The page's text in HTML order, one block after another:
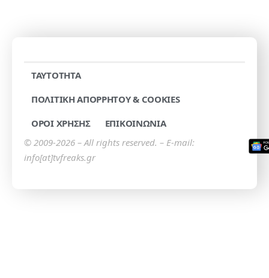
TAYTOTHTA
ΠΟΛΙΤΙΚΗ ΑΠΟΡΡΗΤΟΥ & COOKIES
ΟΡΟΙ ΧΡΗΣΗΣ
ΕΠΙΚΟΙΝΩΝΙΑ
© 2009-2026 – All rights reserved. – E-mail:
info[at]tvfreaks.gr